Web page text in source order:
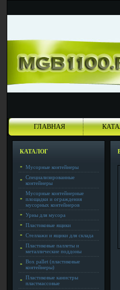
ГЛАВНАЯ
КАТАЛОГ
Мусорные контейнеры
Специализированные
контейнеры
Мусорные контейнерные
площадки и ограждения
мусорных контейнеров
Урны для мусора
Пластиковые ящики
Стеллажи и ящики для склада
Пластиковые паллеты и
металлические поддоны
Box pallet (пластиковые
контейнеры)
Пластиковые канистры
пластмассовые